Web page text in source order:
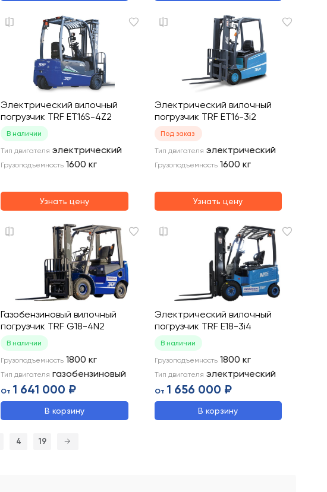
Электрический вилочный
погрузчик TRF ET16S-4Z2
В наличии
Тип двигателя электрический
Грузоподъемность 1600 кг
Узнать цену
Электрический вилочный
погрузчик TRF ET16-3i2
Под заказ
Тип двигателя электрический
Грузоподъемность 1600 кг
Узнать цену
Газобензиновый вилочный
погрузчик TRF G18-4N2
В наличии
Грузоподъемность 1800 кг
Тип двигателя газобензиновый
От 1 641 000 ₽
В корзину
Электрический вилочный
погрузчик TRF E18-3i4
В наличии
Грузоподъемность 1800 кг
Тип двигателя электрический
От 1 656 000 ₽
В корзину
4 19 →